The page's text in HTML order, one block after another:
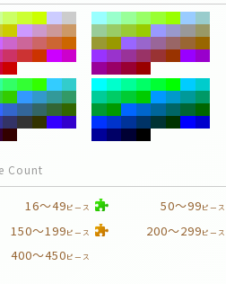
Count
16～49ピース 50～99ピース
150～199ピース 200～299ピース
400～450ピース